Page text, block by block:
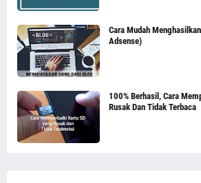
Cara Mudah
Adsense)
100% Berhasil, Cara
Rusak Dan Tidak Terbaca